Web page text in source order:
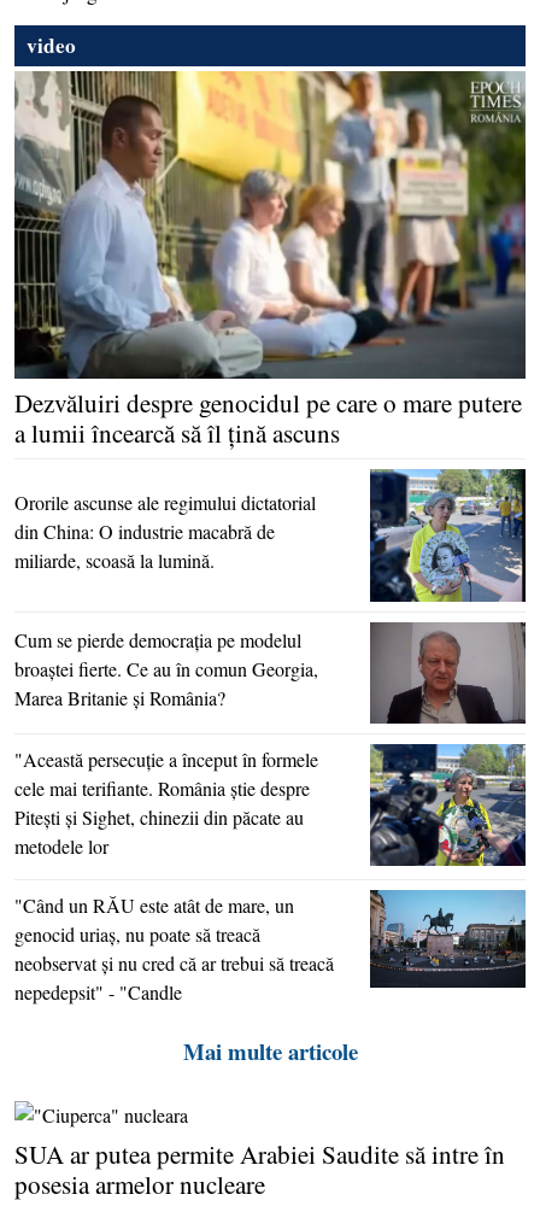
video
Dezvăluiri despre genocidul pe care o mare putere
a lumii încearcă să îl ţină ascuns
Ororile ascunse ale regimului dictatorial
din China: O industrie macabră de
miliarde, scoasă la lumină.
Cum se pierde democraţia pe modelul
broaştei fierte. Ce au în comun Georgia,
Marea Britanie şi România?
"Această persecuţie a început în formele
cele mai terifiante. România ştie despre
Piteşti şi Sighet, chinezii din păcate au
metodele lor
"Când un RĂU este atât de mare, un
genocid uriaş, nu poate să treacă
neobservat şi nu cred că ar trebui să treacă
nepedepsit" - "Candle
Mai multe articole
SUA ar putea permite Arabiei Saudite să intre în
posesia armelor nucleare